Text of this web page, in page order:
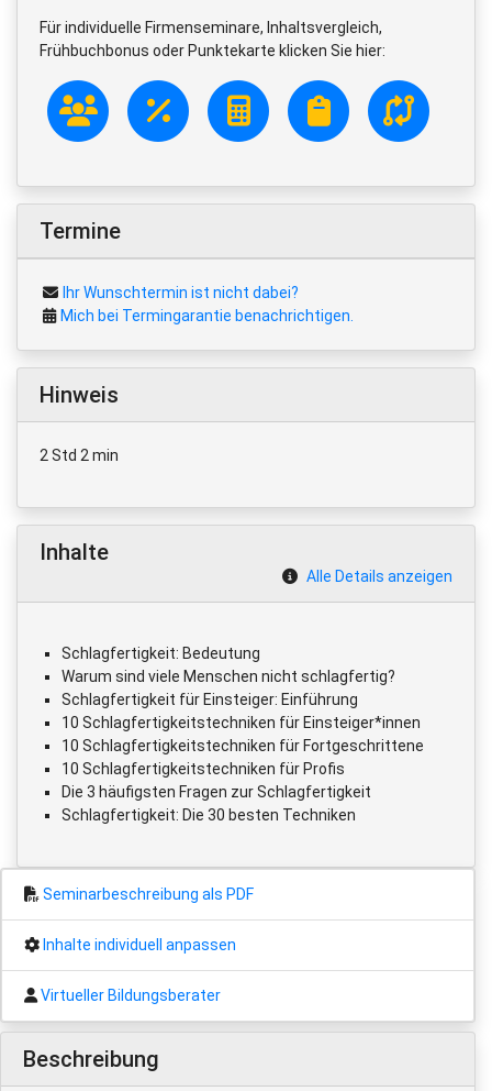
Für individuelle Firmenseminare, Inhaltsvergleich,
Frühbuchbonus oder Punktekarte klicken Sie hier:
Termine
Ihr Wunschtermin ist nicht dabei?
Mich bei Termingarantie benachrichtigen.
Hinweis
2 Std 2 min
Inhalte
Alle Details anzeigen
Schlagfertigkeit: Bedeutung
Warum sind viele Menschen nicht schlagfertig?
Schlagfertigkeit für Einsteiger: Einführung
10 Schlagfertigkeitstechniken für Einsteiger*innen
10 Schlagfertigkeitstechniken für Fortgeschrittene
10 Schlagfertigkeitstechniken für Profis
Die 3 häufigsten Fragen zur Schlagfertigkeit
Schlagfertigkeit: Die 30 besten Techniken
Seminarbeschreibung als PDF
Inhalte individuell anpassen
Virtueller Bildungsberater
Beschreibung